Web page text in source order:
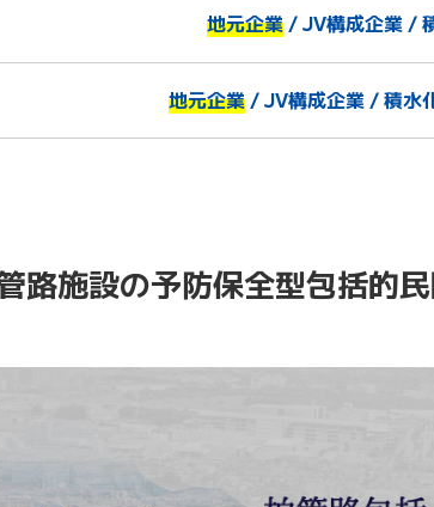
地元企業/ JV構成企業 /
地元企業/ JV構成企業 / 積水
路施設の予防保全型包括的